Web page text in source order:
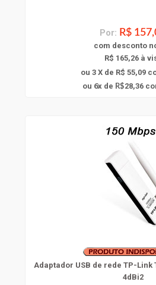
Por: R$
com desconto
R$ 165,26 à
ou 3 X de R$ 55,09
ou 6x de R$28,36
Adaptador USB de rede TP-Link
4dBi2